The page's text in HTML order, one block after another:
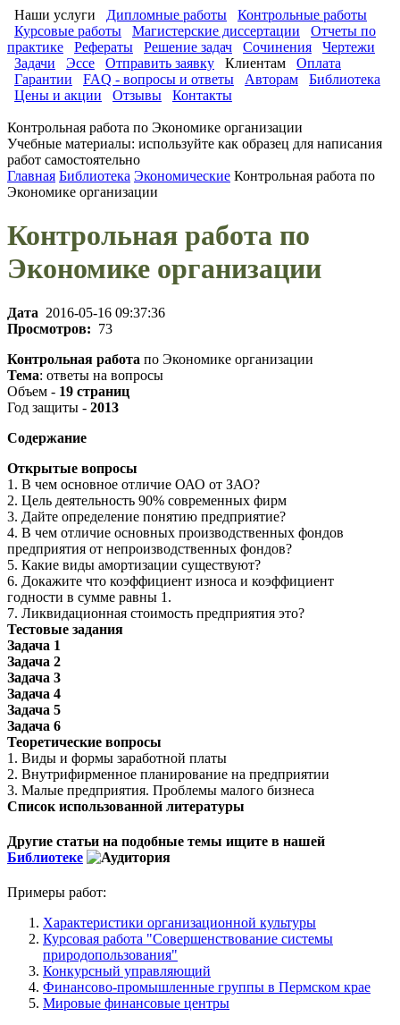
Наши услуги Дипломные работы
Контрольные работы
Курсовые работы
Магистерские диссертации
Отчеты по
практике
Рефераты Решение задач Сочинения
Чертежи
Задачи
Эссе Отправить заявку Клиентам
Оплата
Гарантии
FAQ - вопросы и ответы Авторам
Библиотека
Цены и акции
Отзывы Контакты
Контрольная работа по Экономике организации
Учебные материалы: используйте как образец для написания
работ самостоятельно
Главная Библиотека Экономические Контрольная работа по
Экономике организации
Контрольная работа по
Экономике организации
Дата 2016-05-16 09:37:36
Просмотров: 73
Контрольная работа по Экономике организации
Тема: ответы на вопросы
Объем - 19 страниц
Год защиты - 2013
Содержание
Открытые вопросы
1. В чем основное отличие ОАО от ЗАО?
2. Цель деятельность 90% современных фирм
3. Дайте определение понятию предприятие?
4. В чем отличие основных производственных фондов
предприятия от непроизводственных фондов?
5. Какие виды амортизации существуют?
6. Докажите что коэффициент износа и коэффициент
годности в сумме равны 1.
7. Ликвидационная стоимость предприятия это?
Тестовые задания
Задача 1
Задача 2
Задача 3
Задача 4
Задача 5
Задача 6
Теоретические вопросы
1. Виды и формы заработной платы
2. Внутрифирменное планирование на предприятии
3. Малые предприятия. Проблемы малого бизнеса
Список использованной литературы
Другие статьи на подобные темы ищите в нашей
Библиотеке
Примеры работ:
Характеристики организационной культуры
Курсовая работа "Совершенствование системы
природопользования"
Конкурсный управляющий
Финансово-промышленные группы в Пермском крае
Мировые финансовые центры